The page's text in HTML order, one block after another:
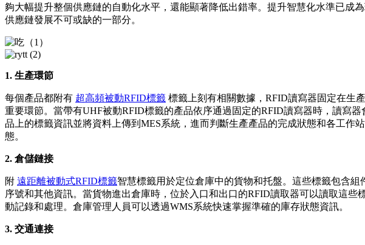
夠大幅提升整個供應鏈的自動化水平，還能顯著降低出錯率。提升智慧化水準已成
供應鏈發展不可或缺的一部分。
1. 生產環節
每個產品都附有 超高頻被動RFID標籤 標籤上刻有相關數據，RFID讀寫器固定在生
重要環節。當帶有UHF被動RFID標籤的產品依序通過固定的RFID讀寫器時，讀寫器
品上的標籤資訊並將資料上傳到MES系統，進而判斷生產產品的完成狀態和各工作
態。
2. 倉儲鏈接
附 遠距離被動式RFID標籤智慧標籤用於定位倉庫中的貨物和托盤。這些標籤包含組
序號和其他資訊。當貨物進出倉庫時，位於入口和出口的RFID讀取器可以讀取這些
動記錄和處理。倉庫管理人員可以透過WMS系統快速掌握準確的庫存狀態資訊。
3. 交通連接